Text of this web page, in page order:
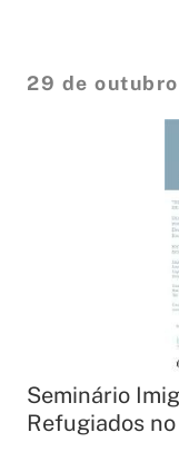
29 de
Seminário
Refugiados no